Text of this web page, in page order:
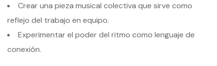
Crear una pieza musical colectiva que sirve como
reflejo del trabajo en equipo.
Experimentar el poder del ritmo como lenguaje de
conexión.